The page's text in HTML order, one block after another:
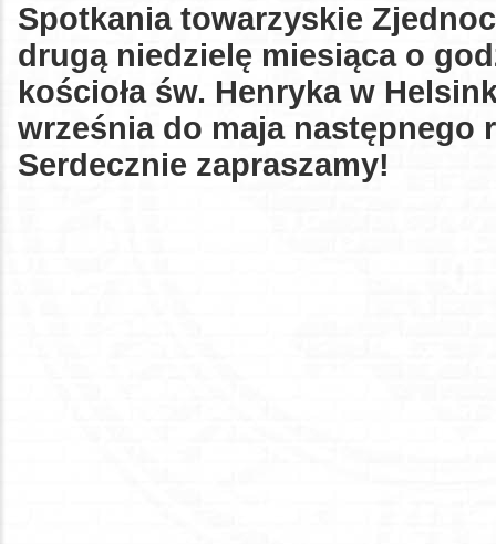
Spotkania towarzyskie
drugą niedzielę miesiąca o
kościoła św. Henryka w
września do maja następnego
Serdecznie zapraszamy!